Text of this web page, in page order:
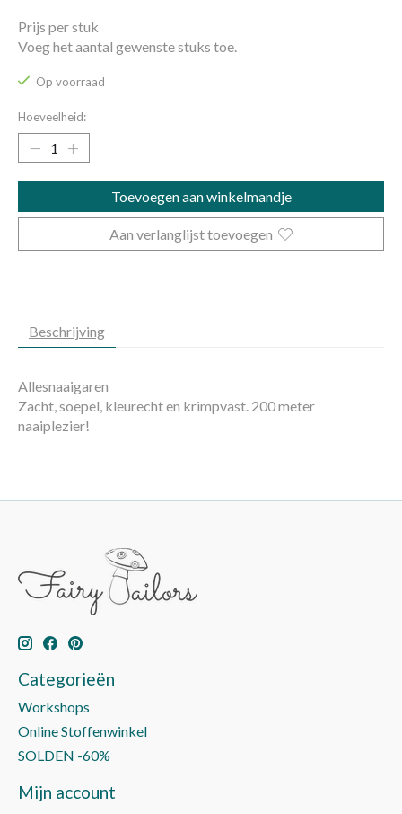
Prijs per stuk
Voeg het aantal gewenste stuks toe.
Op voorraad
Hoeveelheid:
Toevoegen aan winkelmandje
Aan verlanglijst toevoegen
Beschrijving
Allesnaaigaren
Zacht, soepel, kleurecht en krimpvast. 200 meter
naaiplezier!
Categorieën
Workshops
Online Stoffenwinkel
SOLDEN -60%
Mijn account